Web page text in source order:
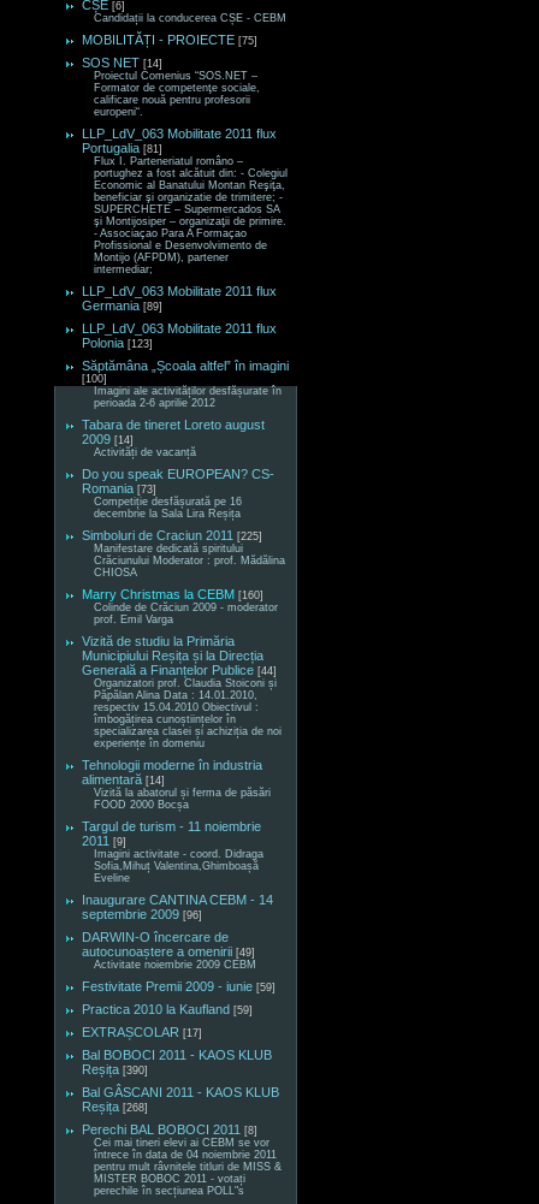
CȘE [6]
Candidații la conducerea CȘE - CEBM
MOBILITĂȚI - PROIECTE [75]
SOS NET [14]
Proiectul Comenius “SOS.NET –
Formator de competenţe sociale,
calificare nouă pentru profesorii
europeni“.
LLP_LdV_063 Mobilitate 2011 flux
Portugalia [81]
Flux I. Parteneriatul româno –
portughez a fost alcătuit din: - Colegiul
Economic al Banatului Montan Reşiţa,
beneficiar şi organizatie de trimitere; -
SUPERCHETE – Supermercados SA
şi Montijosiper – organizaţii de primire.
- Associaçao Para A Formaçao
Profissional e Desenvolvimento de
Montijo (AFPDM), partener
intermediar;
LLP_LdV_063 Mobilitate 2011 flux
Germania [89]
LLP_LdV_063 Mobilitate 2011 flux
Polonia [123]
Săptămâna „Școala altfel” în imagini
[100]
Imagini ale activităților desfășurate în
perioada 2-6 aprilie 2012
Tabara de tineret Loreto august
2009 [14]
Activități de vacanță
Do you speak EUROPEAN? CS-
Romania [73]
Competiție desfășurată pe 16
decembrie la Sala Lira Reșița
Simboluri de Craciun 2011 [225]
Manifestare dedicată spiritului
Crăciunului Moderator : prof. Mădălina
CHIOSA
Marry Christmas la CEBM [160]
Colinde de Crăciun 2009 - moderator
prof. Emil Varga
Vizită de studiu la Primăria
Municipiului Reșița și la Direcția
Generală a Finanțelor Publice [44]
Organizatori prof. Claudia Stoiconi și
Păpălan Alina Data : 14.01.2010,
respectiv 15.04.2010 Obiectivul :
îmbogățirea cunoștiințelor în
specializarea clasei și achiziția de noi
experiențe în domeniu
Tehnologii moderne în industria
alimentară [14]
Vizită la abatorul și ferma de păsări
FOOD 2000 Bocșa
Targul de turism - 11 noiembrie
2011 [9]
Imagini activitate - coord. Didraga
Sofia,Mihuț Valentina,Ghimboașă
Eveline
Inaugurare CANTINA CEBM - 14
septembrie 2009 [96]
DARWIN-O încercare de
autocunoaștere a omenirii [49]
Activitate noiembrie 2009 CEBM
Festivitate Premii 2009 - iunie [59]
Practica 2010 la Kaufland [59]
EXTRAȘCOLAR [17]
Bal BOBOCI 2011 - KAOS KLUB
Reșița [390]
Bal GÂSCANI 2011 - KAOS KLUB
Reșița [268]
Perechi BAL BOBOCI 2011 [8]
Cei mai tineri elevi ai CEBM se vor
întrece în data de 04 noiembrie 2011
pentru mult râvnitele titluri de MISS &
MISTER BOBOC 2011 - votați
perechile în secțiunea POLL"s